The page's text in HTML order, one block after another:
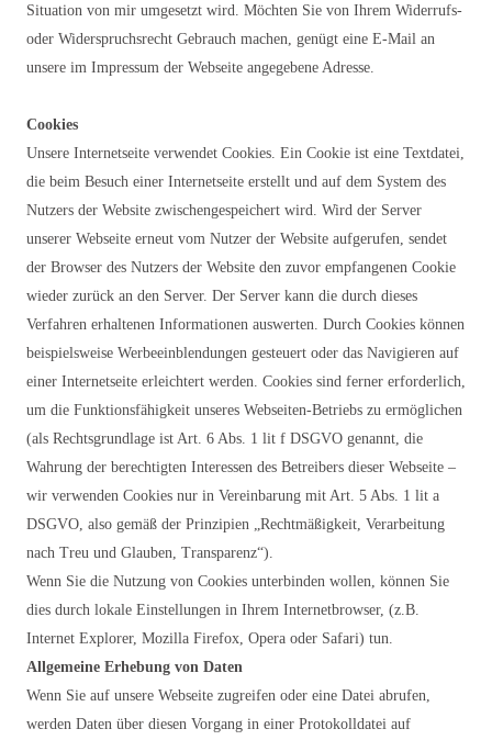
Situation von mir umgesetzt wird. Möchten Sie von Ihrem Widerrufs-
oder Widerspruchsrecht Gebrauch machen, genügt eine E-Mail an
unsere im Impressum der Webseite angegebene Adresse.
Cookies
Unsere Internetseite verwendet Cookies. Ein Cookie ist eine Textdatei,
die beim Besuch einer Internetseite erstellt und auf dem System des
Nutzers der Website zwischengespeichert wird. Wird der Server
unserer Webseite erneut vom Nutzer der Website aufgerufen, sendet
der Browser des Nutzers der Website den zuvor empfangenen Cookie
wieder zurück an den Server. Der Server kann die durch dieses
Verfahren erhaltenen Informationen auswerten. Durch Cookies können
beispielsweise Werbeeinblendungen gesteuert oder das Navigieren auf
einer Internetseite erleichtert werden. Cookies sind ferner erforderlich,
um die Funktionsfähigkeit unseres Webseiten-Betriebs zu ermöglichen
(als Rechtsgrundlage ist Art. 6 Abs. 1 lit f DSGVO genannt, die
Wahrung der berechtigten Interessen des Betreibers dieser Webseite –
wir verwenden Cookies nur in Vereinbarung mit Art. 5 Abs. 1 lit a
DSGVO, also gemäß der Prinzipien „Rechtmäßigkeit, Verarbeitung
nach Treu und Glauben, Transparenz“).
Wenn Sie die Nutzung von Cookies unterbinden wollen, können Sie
dies durch lokale Einstellungen in Ihrem Internetbrowser, (z.B.
Internet Explorer, Mozilla Firefox, Opera oder Safari) tun.
Allgemeine Erhebung von Daten
Wenn Sie auf unsere Webseite zugreifen oder eine Datei abrufen,
werden Daten über diesen Vorgang in einer Protokolldatei auf